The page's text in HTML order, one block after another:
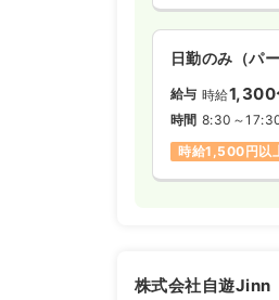
日勤のみ（パー
給与 時給
時間 8:30～
時給1,500円以
株式会社自遊Jinn